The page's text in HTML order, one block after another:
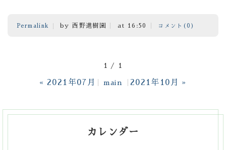
Permalink by 西野進樹園 at 16:50 コメント(0)
1 / 1
« 2021年07月 main 2021年10月 »
カレンダー